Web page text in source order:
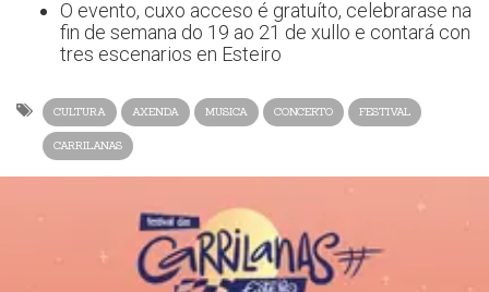
O evento, cuxo acceso é gratuíto, celebrarase na
fin de semana do 19 ao 21 de xullo e contará con
tres escenarios en Esteiro
CULTURA AXENDA MUSICA CONCERTO FESTIVAL
CARRILANAS